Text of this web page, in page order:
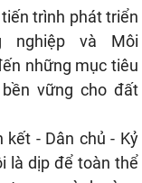
trình phát triển
nghiệp và Môi
những mục tiêu
vững cho đất
kết - Dân chủ - Kỷ
là dịp để toàn thể